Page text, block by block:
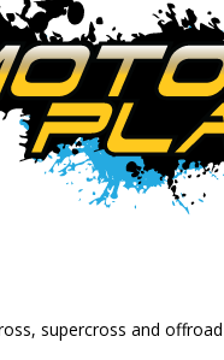
supercross and